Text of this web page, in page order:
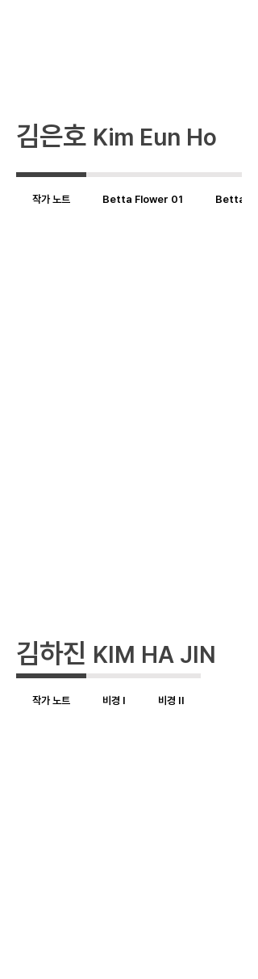
김은호 Kim Eun Ho
작가 노트 Betta Flower 01 Betta
김하진 KIM HA JIN
작가 노트 비경 I 비경 II